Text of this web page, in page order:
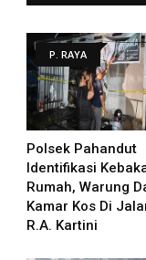
P. RAYA
Polsek Pahandut
Identifikasi
Rumah, Warung
Kamar Kos Di
R.A. Kartini